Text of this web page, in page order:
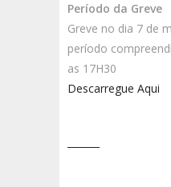
Período da Greve
Greve no dia 7 de
período
as 17H30
Descarregue Aqui